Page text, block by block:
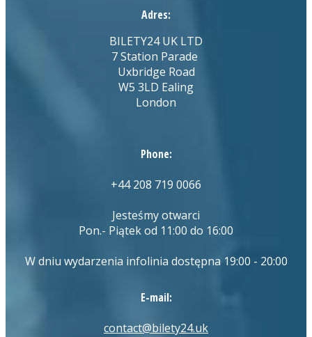
Adres:
BILETY24 UK LTD
7 Station Parade
Uxbridge Road
W5 3LD Ealing
London
Phone:
+44 208 719 0066
Jesteśmy otwarci
Pon.- Piątek od 11:00 do 16:00
W dniu wydarzenia infolinia dostępna 19:00 - 20:00
E-mail:
contact@bilety24.uk